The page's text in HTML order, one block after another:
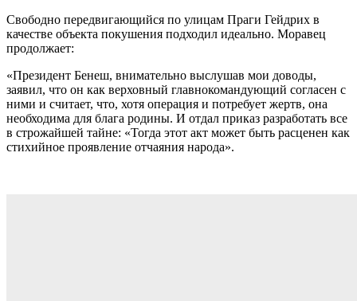
Свободно передвигающийся по улицам Праги Гейдрих в
качестве объекта покушения подходил идеально. Моравец
продолжает:
«Президент Бенеш, внимательно выслушав мои доводы,
заявил, что он как верховный главнокомандующий согласен с
ними и считает, что, хотя операция и потребует жертв, она
необходима для блага родины. И отдал приказ разработать все
в строжайшей тайне: «Тогда этот акт может быть расценен как
стихийное проявление отчаяния народа».